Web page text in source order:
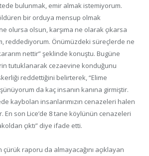
bulunmak, emir almak istemiyorum.
bir orduya mensup olmak
olursa olsun, karşıma ne olarak çıkarsa
reddediyorum. Önümüzdeki süreçlerde ne
nettir” şeklinde konuştu. Bugüne
tutuklanarak cezaevine konduğunu
reddettiğini belirterek, “Elime
da kaç insanın kanına girmiştir.
kaybolan insanlarımızın cenazeleri halen
En son Lice’de 8 tane köylünün cenazeleri
çıktı” diye ifade etti.
raporu da almayacağını açıklayan